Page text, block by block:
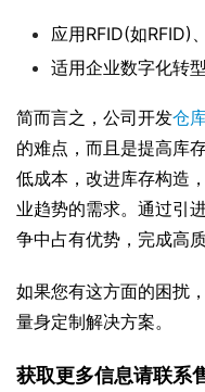
应用RFID(如RFID)
适用企业数字化转型
简而言之，公司开发仓
的难点，而且是提高库
低成本，改进库存构造
业趋势的需求。通过引
争中占有优势，完成高
如果您有这方面的困扰
量身定制解决方案。
获取更多信息请联系